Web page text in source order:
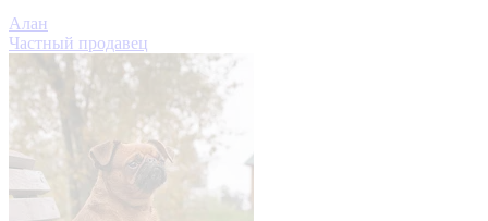
Алан
Частный продавец